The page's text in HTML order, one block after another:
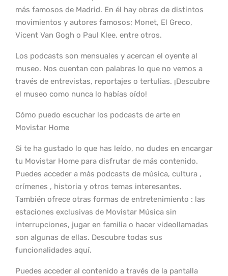
más famosos de Madrid. En él hay obras de distintos
movimientos y autores famosos; Monet, El Greco,
Vicent Van Gogh o Paul Klee, entre otros.
Los podcasts son mensuales y acercan el oyente al
museo. Nos cuentan con palabras lo que no vemos a
través de entrevistas, reportajes o tertulias. ¡Descubre
el museo como nunca lo habías oído!
Cómo puedo escuchar los podcasts de arte en
Movistar Home
Si te ha gustado lo que has leído, no dudes en encargar
tu Movistar Home para disfrutar de más contenido.
Puedes acceder a más podcasts de música, cultura ,
crímenes , historia y otros temas interesantes.
También ofrece otras formas de entretenimiento : las
estaciones exclusivas de Movistar Música sin
interrupciones, jugar en familia o hacer videollamadas
son algunas de ellas. Descubre todas sus
funcionalidades aquí.
Puedes acceder al contenido a través de la pantalla